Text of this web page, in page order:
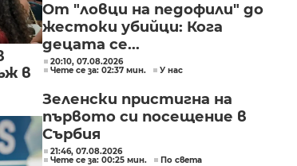
в
От "ловци на педофили" до
жестоки убийци: Кога
децата се...
20:10, 07.08.2026
Чете се за: 02:37 мин.
У нас
Зеленски пристигна на
първото си посещение в
Сърбия
21:46, 07.08.2026
Чете се за: 00:25 мин.
По света